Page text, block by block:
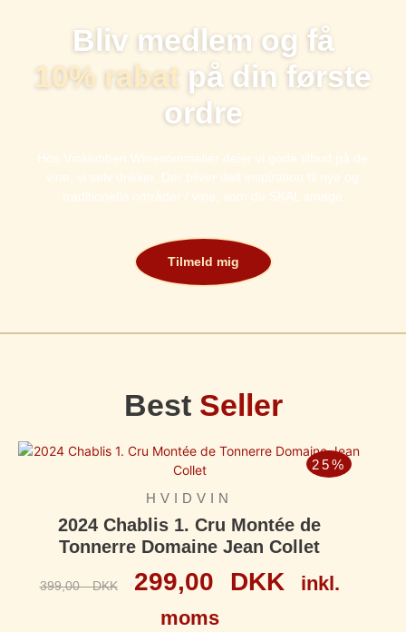
Bliv medlem og få
10% rabat på din første
ordre
Hos Vinklubben Winesommelier deler vi gode tilbud på de
vine, vi selv drikker. Der bliver delt inspiration til nye og
traditionelle områder / vine, som du SKAL smage
Tilmeld mig
Best Seller
25%
HVIDVIN
2024 Chablis 1. Cru Montée de
Tonnerre Domaine Jean Collet
399,00DKK 299,00 DKK
inkl.
moms